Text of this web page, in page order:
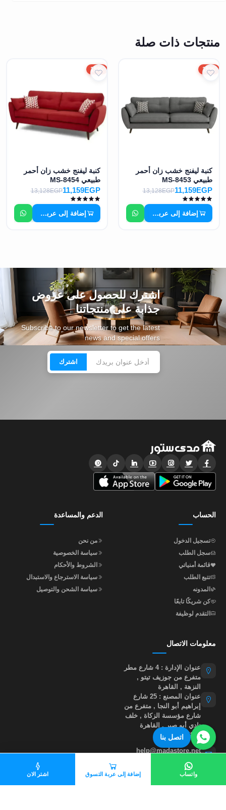
اتصل بنا
واتساب إضافة إلى عربة التسوق اشتر الان
منتجات ذات صلة
15%
كنبة ليفنج خشب زان أحمر
طبيعي MS-8453
11,159EGP
13,128EGP
إضافة إلى عربة التسوق
15%
كنبة ليفنج خشب زان أحمر
طبيعي MS-8454
11,159EGP
13,128EGP
إضافة إلى عربة التسوق
اشترك للحصول على عروض
جذابة على منتجاتنا
Subscribe to our newsletter to get the latest
news and special offers
اشترك
الحساب
تسجيل الدخول
سجل الطلب
قائمة أمنياتي
تتبع الطلب
المدونه
كن شريكًا تابعًا
التقدم لوظيفة
الدعم والمساعدة
من نحن
سياسة الخصوصية
الشروط والأحكام
سياسة الاسترجاع والاستبدال
سياسة الشحن والتوصيل
معلومات الاتصال
عنوان الإدارة : 4 شارع مطر
متفرع من جوزيف تيتو ,
النزهة , القاهرة
عنوان المصنع : 25 شارع
إبراهيم أبو النجا , متفرع من
شارع مؤسسة الزكاة , خلف
نادي أبو صير , القاهرة
01015535855
help@madastore.net